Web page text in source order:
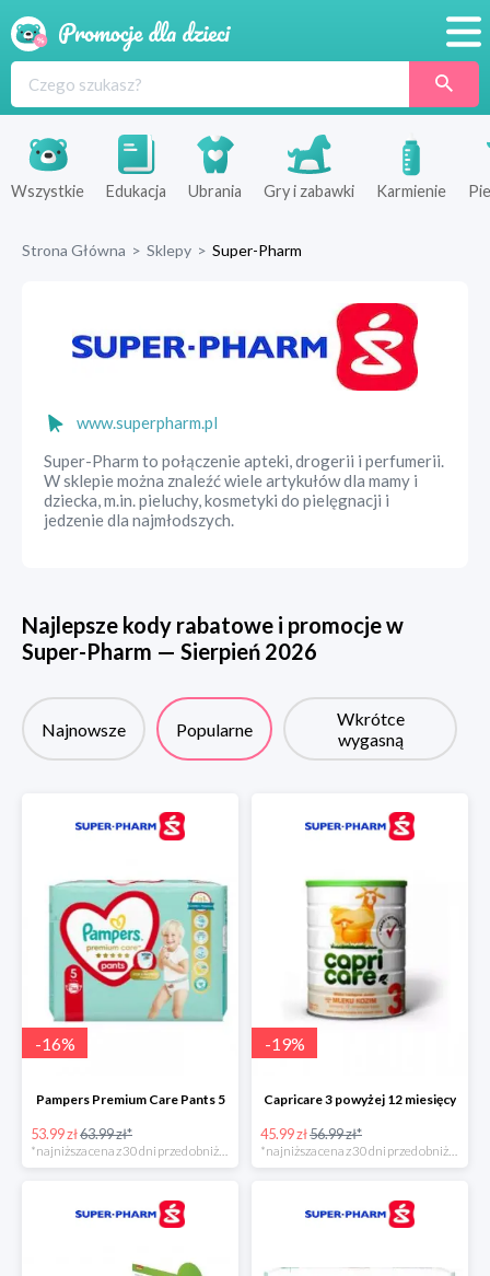
Produkty
Sklepy
Wszystkie Edukacja Ubrania Gry i zabawki Karmienie
Strona Główna > Sklepy > Super-Pharm
www.superpharm.pl
Super-Pharm to połączenie apteki, drogerii i perfumerii.
W sklepie można znaleźć wiele artykułów dla mamy i
dziecka, m.in. pieluchy, kosmetyki do pielęgnacji i
jedzenie dla najmłodszych.
Najlepsze kody rabatowe i promocje w
Super-Pharm — Sierpień 2026
Najnowsze Popularne
Wkrótce
wygasną
-16%
Pampers Premium Care Pants 5
53.99 zł63.99 zł*
*najniższa cena z 30 dni przed obniżką
-19%
Capricare 3 powyżej 12 miesięcy
45.99 zł56.99 zł*
*najniższa cena z 30 dni przed obniżką